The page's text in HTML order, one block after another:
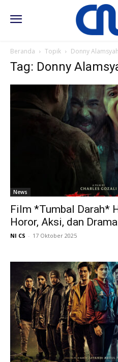
Beranda Topik Donny Alamsyah
Tag: Donny
News
Film *Tumbal Darah*
Horor, Aksi, dan
NI CS - 17 Oktober 2025